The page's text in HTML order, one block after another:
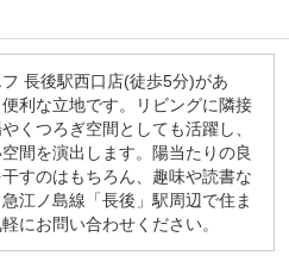
長後駅西口店(徒歩5分)があ
利な立地です。リビングに隣接
くつろぎ空間としても活躍し、
間を演出します。陽当たりの良
すのはもちろん、趣味や読書な
江ノ島線「長後」駅周辺で住ま
にお問い合わせください。